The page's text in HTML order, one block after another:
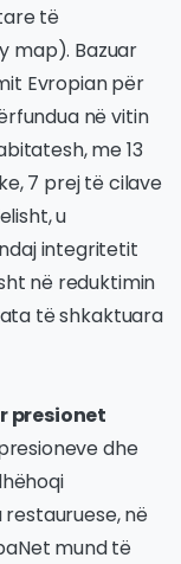
të
map). Bazuar
Evropian për
në vitin
me 13
7 prej të cilave
u
integritetit
në reduktimin
të shkaktuara
presionet
dhe
në
mund të